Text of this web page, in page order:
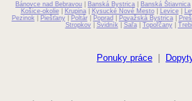
Čašník
Farmaceut
Bánovce nad Bebravou Banská Bystrica Banská Štiavnica
Košice-okolie| Krupina| Kysucké Nové Mesto| Levice|
Pezinok
Piešťany| Poltár| Poprad Považská Bystrica|
Stropkov| Svidník Šaľa| Topoľčany|
Ponuky práce